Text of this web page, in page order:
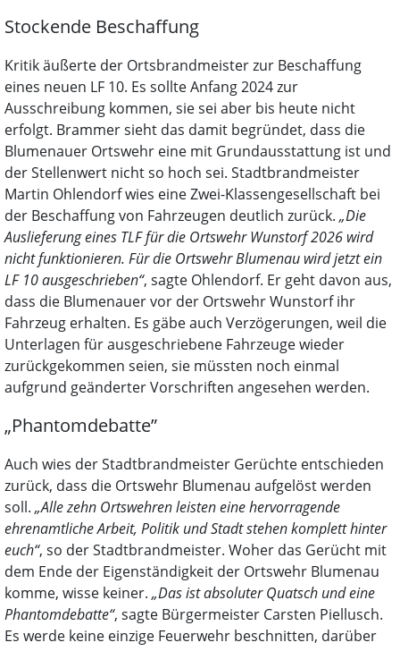
Stockende Beschaffung
Kritik äußerte der Ortsbrandmeister zur Beschaffung
eines neuen LF 10. Es sollte Anfang 2024 zur
Ausschreibung kommen, sie sei aber bis heute nicht
erfolgt. Brammer sieht das damit begründet, dass die
Blumenauer Ortswehr eine mit Grundausstattung ist und
der Stellenwert nicht so hoch sei. Stadtbrandmeister
Martin Ohlendorf wies eine Zwei-Klassengesellschaft bei
der Beschaffung von Fahrzeugen deutlich zurück. „Die
Auslieferung eines TLF für die Ortswehr Wunstorf 2026 wird
nicht funktionieren. Für die Ortswehr Blumenau wird jetzt ein
LF 10 ausgeschrieben“, sagte Ohlendorf. Er geht davon aus,
dass die Blumenauer vor der Ortswehr Wunstorf ihr
Fahrzeug erhalten. Es gäbe auch Verzögerungen, weil die
Unterlagen für ausgeschriebene Fahrzeuge wieder
zurückgekommen seien, sie müssten noch einmal
aufgrund geänderter Vorschriften angesehen werden.
„Phantomdebatte”
Auch wies der Stadtbrandmeister Gerüchte entschieden
zurück, dass die Ortswehr Blumenau aufgelöst werden
soll. „Alle zehn Ortswehren leisten eine hervorragende
ehrenamtliche Arbeit, Politik und Stadt stehen komplett hinter
euch“, so der Stadtbrandmeister. Woher das Gerücht mit
dem Ende der Eigenständigkeit der Ortswehr Blumenau
komme, wisse keiner. „Das ist absoluter Quatsch und eine
Phantomdebatte“, sagte Bürgermeister Carsten Piellusch.
Es werde keine einzige Feuerwehr beschnitten, darüber